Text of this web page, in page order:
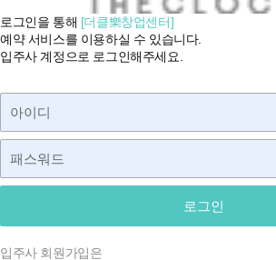
로그인을 통해 [더클樂창업센터]
예약 서비스를 이용하실 수 있습니다.
입주사 계정으로 로그인해주세요.
로그인
입주사 회원가입은